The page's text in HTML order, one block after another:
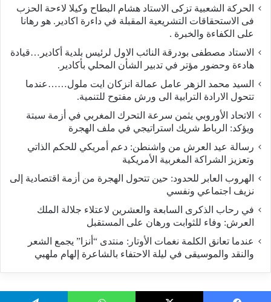
الحركة الشعبية تزكى الاستاد هشام البطاح وكيلا لاءحة الحزب
فى الاستحقاقات التشريعية المقبلة في داءرة اكادير. هو رهانا
على الكفاءة والخبرة .
الاستاد مصطفى بودرقة النائب الاول لرئيس بلدية أكادير…قيادة
هادءة وحضور مؤتر في تدبير الشأن المحلي بأكادير.
السيد محمد الزهر عامل عمالة انزكان ايت ملول……عندما
تتحول الارادة الترابية الى ورش مفتوح للتنمية.
الاتحاد الأوروبي يثمن سرعة التحرك المغربي في أزمة سبتة
ويؤكد: الرباط شريك استراتيجي في ملف الهجرة
رسالة عيد العرش من واشنطن: دعم أمريكي للحكم الذاتي
وتعزيز الشراكة المغربية الأمريكية
​الهروب العابر للحدود: حين تتحول الهجرة من أزمة اقتصادية إلى
نزيف اجتماعي ونفسي
في رحاب الذكرى السابعة والعشرين لاعتلاء جلالة الملك
العرش: وفاء للثوابت ورهان على المستقبل
​عندما تعانق الكلمة نغمات الأوتار: منتدى “أنزا” يجمع الشعر
والنقد والموسيقى في ليلة الاحتفاء بالشاعرة إلهام ملهبي